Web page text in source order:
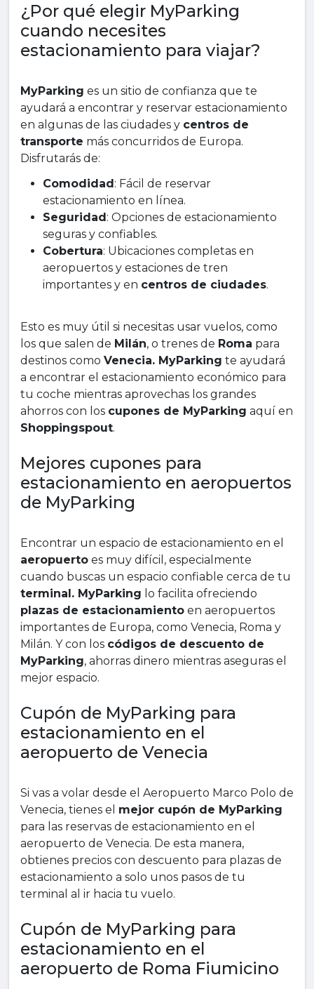
¿Por qué elegir MyParking
cuando necesites
estacionamiento para viajar?
MyParking es un sitio de confianza que te
ayudará a encontrar y reservar estacionamiento
en algunas de las ciudades y centros de
transporte más concurridos de Europa.
Disfrutarás de:
Comodidad : Fácil de reservar
estacionamiento en línea.
Seguridad : Opciones de estacionamiento
seguras y confiables.
Cobertura: Ubicaciones completas en
aeropuertos y estaciones de tren
importantes y en centros de ciudades.
Esto es muy útil si necesitas usar vuelos, como
los que salen de Milán, o trenes de Roma para
destinos como Venecia. MyParking te ayudará
a encontrar el estacionamiento económico para
tu coche mientras aprovechas los grandes
ahorros con los cupones de MyParking aquí en
Shoppingspout.
Mejores cupones para
estacionamiento en aeropuertos
de MyParking
Encontrar un espacio de estacionamiento en el
aeropuerto es muy difícil, especialmente
cuando buscas un espacio confiable cerca de tu
terminal. MyParking lo facilita ofreciendo
plazas de estacionamiento en aeropuertos
importantes de Europa, como Venecia, Roma y
Milán. Y con los códigos de descuento de
MyParking, ahorras dinero mientras aseguras el
mejor espacio.
Cupón de MyParking para
estacionamiento en el
aeropuerto de Venecia
Si vas a volar desde el Aeropuerto Marco Polo de
Venecia, tienes el mejor cupón de MyParking
para las reservas de estacionamiento en el
aeropuerto de Venecia. De esta manera,
obtienes precios con descuento para plazas de
estacionamiento a solo unos pasos de tu
terminal al ir hacia tu vuelo.
Cupón de MyParking para
estacionamiento en el
aeropuerto de Roma Fiumicino